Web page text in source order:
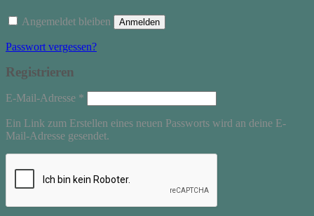
Angemeldet bleiben Anmelden
Passwort vergessen?
Registrieren
E-Mail-Adresse *
Ein Link zum Erstellen eines neuen Passworts wird an deine E-
Mail-Adresse gesendet.